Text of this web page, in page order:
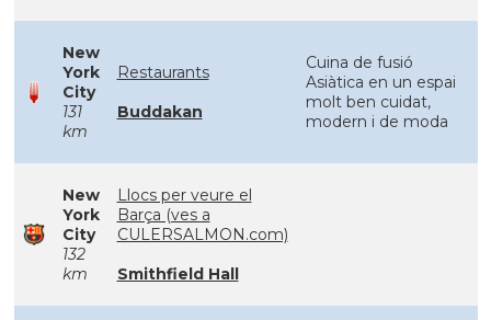
New
York
City
131
km
Restaurants
Buddakan
Cuina de fusió
Asiàtica en un espai
molt ben cuidat,
modern i de moda
New
York
City
132
km
Llocs per veure el
Barça (ves a
CULERSALMON.com)
Smithfield Hall